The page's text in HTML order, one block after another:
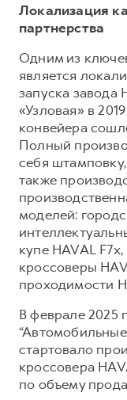
Локализация
партнерства
Одним из
является
запуска завода
«Узловая» в
конвейера
Полный
себя штамповку,
также
моделей:
купе HAVAL
кроссоверы
проходимости
В феврале
стартовало
кроссовера
по объему